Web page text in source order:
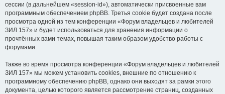
сессии (в дальнейшем «session-id»), автоматически присвоенные вам
программным обеспечением phpBB. Третья cookie будет создана после
просмотра одной из тем конференции «Форум владельцев и любителей
ЗИЛ 157» и будет использоваться для хранения информации о
прочтённых вами темах, повышая таким образом удобство работы с
форумами.
Также во время просмотра конференции «Форум владельцев и любителей
ЗИЛ 157» мы можем установить cookies, внешние по отношению к
программному обеспечению phpBB, однако они выходят за рамки этого
документа, целью которого является рассмотрение страниц, созданных